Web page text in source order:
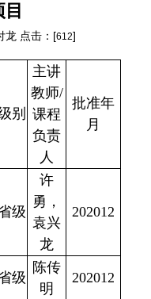
龙 点击：[612]
别
主讲
教师/
课程
负责
人
批准年
月
级
许
勇，
袁兴
龙
202012
级
陈传
明
202012